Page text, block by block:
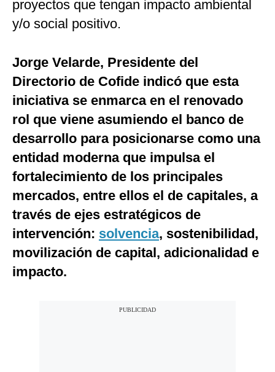
proyectos que tengan impacto ambiental
y/o social positivo.
Jorge Velarde, Presidente del
Directorio de Cofide indicó que esta
iniciativa se enmarca en el renovado
rol que viene asumiendo el banco de
desarrollo para posicionarse como una
entidad moderna que impulsa el
fortalecimiento de los principales
mercados, entre ellos el de capitales, a
través de ejes estratégicos de
intervención: solvencia, sostenibilidad,
movilización de capital, adicionalidad e
impacto.